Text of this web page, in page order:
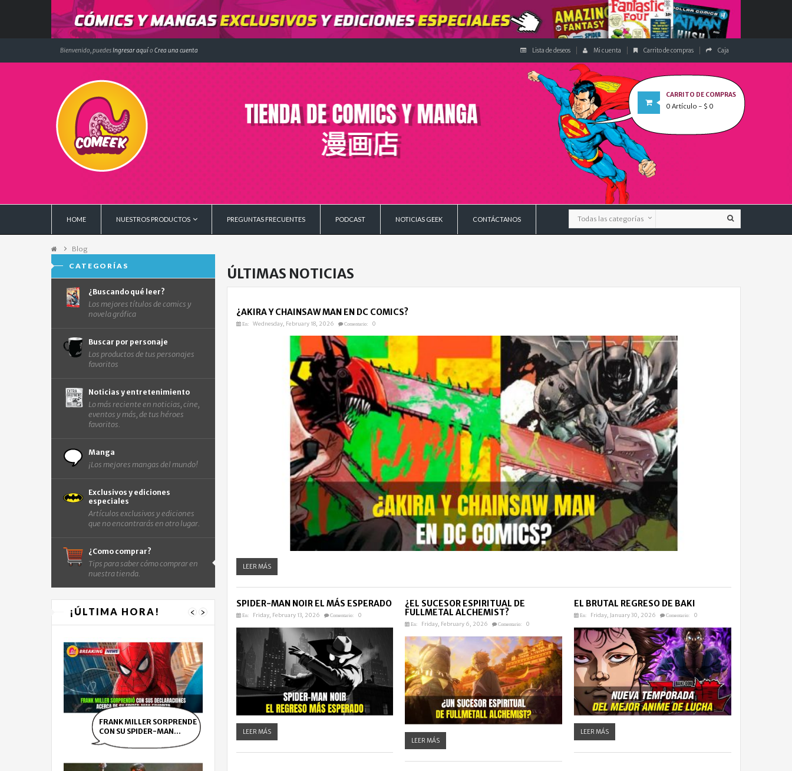
Bienvenido, puedesIngresar aquío Crea una cuenta Lista de deseos Mi cuenta Carrito de compras Caja
CARRITO DE COMPRAS
0 Artículo - $ 0
HOME NUESTROS PRODUCTOS PREGUNTAS FRECUENTES PODCAST NOTICIAS GEEK CONTÁCTANOS
Blog
CATEGORÍAS
¿Buscando qué leer?
Los mejores títulos de comics y
novela gráfica
Buscar por personaje
Los productos de tus personajes
favoritos
Noticias y entretenimiento
Lo más reciente en noticias, cine,
eventos y más, de tus héroes
favoritos.
Manga
¡Los mejores mangas del mundo!
Exclusivos y ediciones
especiales
Artículos exclusivos y ediciones
que no encontrarás en otro lugar.
¿Como comprar?
Tips para saber cómo comprar en
nuestra tienda.
¡ÚLTIMA HORA! ‹ ›
FRANK MILLER SORPRENDE
CON SU SPIDER-MAN...
ÚLTIMAS NOTICIAS
¿AKIRA Y CHAINSAW MAN EN DC COMICS?
En: Wednesday, February 18, 2026 Comentario: 0
LEER MÁS
SPIDER-MAN NOIR EL MÁS ESPERADO
En: Friday, February 13, 2026 Comentario: 0
LEER MÁS
¿EL SUCESOR ESPIRITUAL DE
FULLMETAL ALCHEMIST?
En: Friday, February 6, 2026 Comentario: 0
LEER MÁS
EL BRUTAL REGRESO DE BAKI
En: Friday, January 30, 2026 Comentario: 0
LEER MÁS